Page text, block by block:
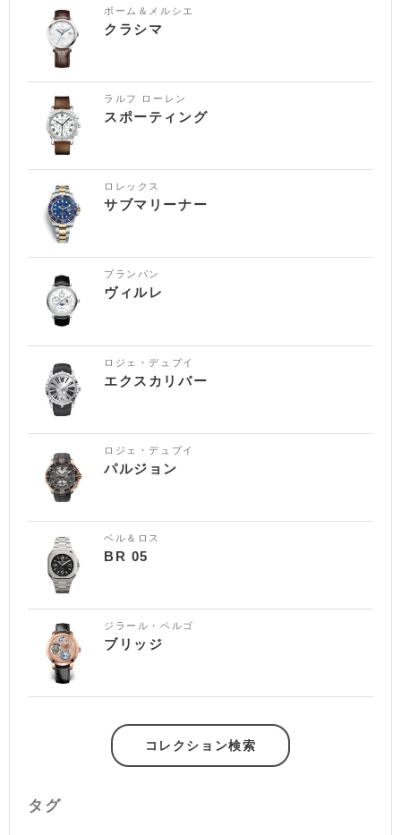
ボーム＆メルシエ
クラシマ
ラルフ ローレン
スポーティング
ロレックス
サブマリーナー
ブランパン
ヴィルレ
ロジェ・デュブイ
エクスカリバー
ロジェ・デュブイ
パルジョン
ベル＆ロス
BR 05
ジラール・ペルゴ
ブリッジ
コレクション検索
タグ